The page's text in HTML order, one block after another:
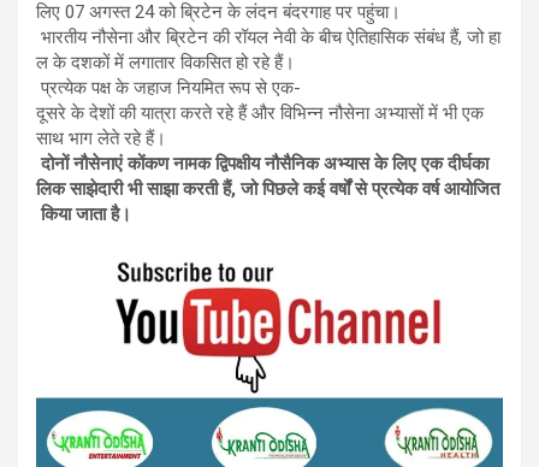
लिए 07 अगस्त 24 को ब्रिटेन के लंदन बंदरगाह पर पहुंचा।
भारतीय नौसेना और ब्रिटेन की रॉयल नेवी के बीच ऐतिहासिक संबंध हैं, जो हा
ल के दशकों में लगातार विकसित हो रहे हैं।
प्रत्येक पक्ष के जहाज नियमित रूप से एक-
दूसरे के देशों की यात्रा करते रहे हैं और विभिन्न नौसेना अभ्यासों में भी एक
साथ भाग लेते रहे हैं।
दोनों नौसेनाएं कोंकण नामक द्विपक्षीय नौसैनिक अभ्यास के लिए एक दीर्घका
लिक साझेदारी भी साझा करती हैं,जो पिछले कई वर्षों से प्रत्येक वर्ष आयोजित
किया जाता है।